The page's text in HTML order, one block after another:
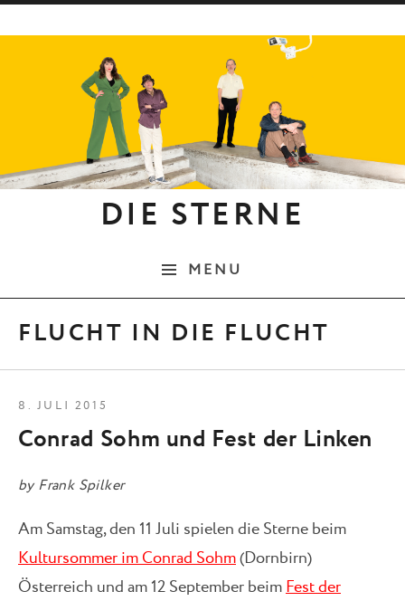
DIE STERNE
MENU
FLUCHT IN DIE FLUCHT
Conrad Sohm und Fest der Linken
by Frank Spilker
8. JULI 2015
Am Samstag, den 11 Juli spielen die Sterne beim
Kultursommer im Conrad Sohm(Dornbirn)
Österreich und am 12 September beimFest der